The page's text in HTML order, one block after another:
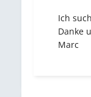
Ich
Danke
Marc